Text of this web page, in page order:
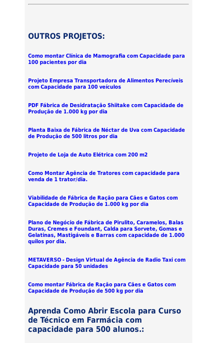
OUTROS PROJETOS:
Como montar Clínica de Mamografia com Capacidade para
100 pacientes por dia
Projeto Empresa Transportadora de Alimentos Perecíveis
com Capacidade para 100 veículos
PDF Fábrica de Desidratação Shiitake com Capacidade de
Produção de 1.000 kg por dia
Planta Baixa de Fábrica de Néctar de Uva com Capacidade
de Produção de 500 litros por dia
Projeto de Loja de Auto Elétrica com 200 m2
Como Montar Agência de Tratores com capacidade para
venda de 1 trator/dia.
Viabilidade de Fábrica de Ração para Cães e Gatos com
Capacidade de Produção de 1.000 kg por dia
Plano de Negócio de Fábrica de Pirulito, Caramelos, Balas
Duras, Cremes e Foundant, Calda para Sorvete, Gomas e
Gelatinas, Mastigáveis e Barras com capacidade de 1.000
quilos por dia.
METAVERSO - Design Virtual de Agência de Radio Taxi com
Capacidade para 50 unidades
Como montar Fábrica de Ração para Cães e Gatos com
Capacidade de Produção de 500 kg por dia
Aprenda Como Abrir Escola para Curso
de Técnico em Farmácia com
capacidade para 500 alunos.: